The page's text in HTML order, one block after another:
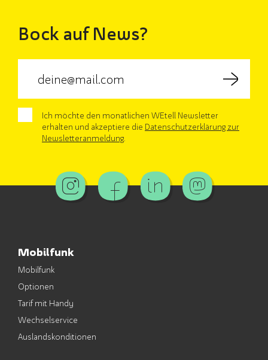
Bock auf News?
Ich möchte den monatlichen WEtell Newsletter
erhalten und akzeptiere die Datenschutzerklärung zur
Newsletteranmeldung
Mobilfunk
Mobilfunk
Optionen
Tarif mit Handy
Wechselservice
Auslandskonditionen